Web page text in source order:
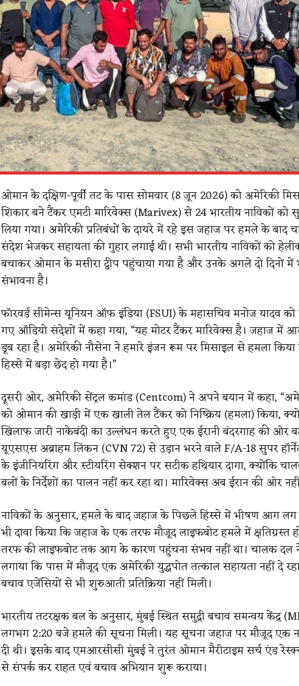
ओमान के दक्षिण-पूर्वी तट के पास सोमवार (8 जून 2026) को अमेरिकी
शिकार बने टैंकर एमटी मारिवेक्स (Marivex) से 24 भारतीय नाविकों को
लिया गया। अमेरिकी प्रतिबंधों के दायरे में रहे इस जहाज पर हमले के
संदेश भेजकर सहायता की गुहार लगाई थी। सभी भारतीय नाविकों को
बचाकर ओमान के मसीरा द्वीप पहुंचाया गया है और उनके अगले दो दिनों में
संभावना है।
फॉरवर्ड सीमेन्स यूनियन ऑफ इंडिया (FSUI) के महासचिव मनोज यादव को
गए ऑडियो संदेशों में कहा गया, “यह मोटर टैंकर मारिवेक्स है। जहाज में
डूब रहा है। अमेरिकी नौसेना ने हमारे इंजन रूम पर मिसाइल से हमला
हिस्से में बड़ा छेद हो गया है।”
दूसरी ओर, अमेरिकी सेंट्रल कमांड (Centcom) ने अपने बयान में कहा,
को ओमान की खाड़ी में एक खाली तेल टैंकर को निष्क्रिय (हमला) किया,
खिलाफ जारी नाकेबंदी का उल्लंघन करते हुए एक ईरानी बंदरगाह की ओर
यूएसएस अब्राहम लिंकन (CVN 72) से उड़ान भरने वाले F/A-18 सुपर
के इंजीनियरिंग और स्टीयरिंग सेक्शन पर सटीक हथियार दागा, क्योंकि
बलों के निर्देशों का पालन नहीं कर रहा था। मारिवेक्स अब ईरान की ओर
नाविकों के अनुसार, हमले के बाद जहाज के पिछले हिस्से में भीषण आग लग
भी दावा किया कि जहाज के एक तरफ मौजूद लाइफबोट हमले में क्षतिग्रस्त
तरफ की लाइफबोट तक आग के कारण पहुंचना संभव नहीं था। चालक दल
लगाया कि पास में मौजूद एक अमेरिकी युद्धपोत तत्काल सहायता नहीं दे
बचाव एजेंसियों से भी शुरुआती प्रतिक्रिया नहीं मिली।
भारतीय तटरक्षक बल के अनुसार, मुंबई स्थित समुद्री बचाव समन्वय केंद्र
लगभग 2:20 बजे हमले की सूचना मिली। यह सूचना जहाज पर मौजूद एक
दी थी। इसके बाद एमआरसीसी मुंबई ने तुरंत ओमान मैरीटाइम सर्च एंड
से संपर्क कर राहत एवं बचाव अभियान शुरू कराया।